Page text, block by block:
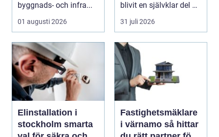
byggnads- och infra...
01 augusti 2026
blivit en självklar del av
en modern fastighet...
31 juli 2026
Elinstallation i
stockholm smarta
Fastighetsmäklare
i värnamo så hittar